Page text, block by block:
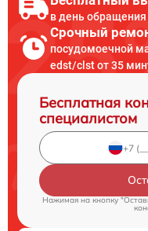
в день обращения
Срочный
посудомоечной
edst/clst от 35
Бесплатная
специалистом
Нажимая на кнопку